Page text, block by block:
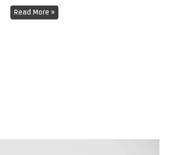
Read More »